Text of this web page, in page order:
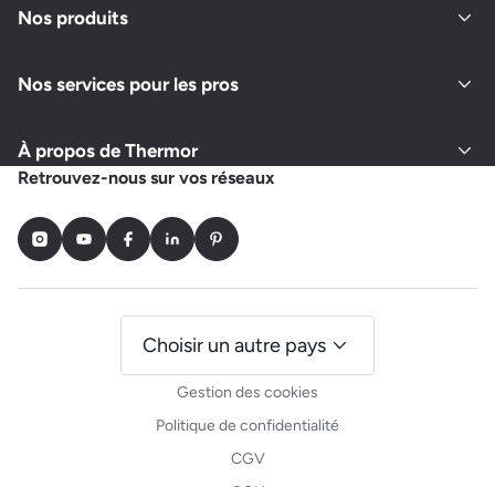
Nos produits
Nos services pour les pros
À propos de Thermor
Retrouvez-nous sur vos réseaux
InstagramYoutubeFacebookLinkedInPinterest
Gestion des cookies
Politique de confidentialité
CGV
Choisir un autre pays